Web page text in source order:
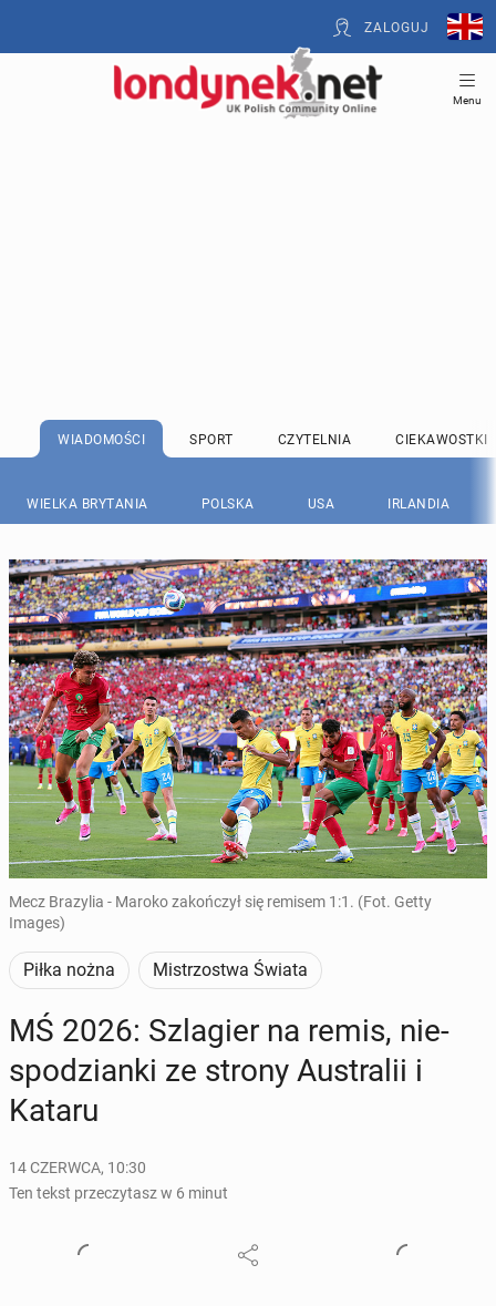
ZALOGUJ
Menu
WIADOMOŚCI SPORT CZYTELNIA CIEKAWOSTKI
WIELKA BRYTANIA POLSKA USA IRLANDIA
Mecz Brazylia - Maroko zakończył się remisem 1:1. (Fot. Getty
Images)
Piłka nożna Mistrzostwa Świata
MŚ 2026: Szla­gier na remis, nie­
spo­dzian­ki ze strony Au­stra­lii i
Kataru
14 CZERWCA, 10:30
Ten tekst przeczytasz w 6 minut